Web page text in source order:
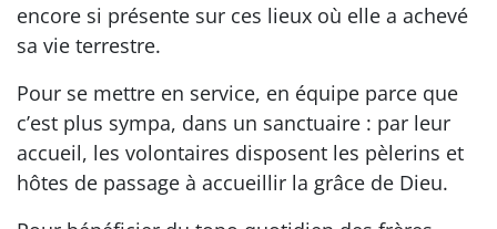
encore si présente sur ces lieux où elle a achevé
sa vie terrestre.
Pour se mettre en service, en équipe parce que
c’est plus sympa, dans un sanctuaire : par leur
accueil, les volontaires disposent les pèlerins et
hôtes de passage à accueillir la grâce de Dieu.